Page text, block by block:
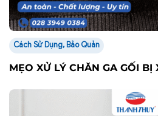
Cách Sử Dụng, Bảo Quản
MẸO XỬ LÝ CHĂN GA GỐI BỊ